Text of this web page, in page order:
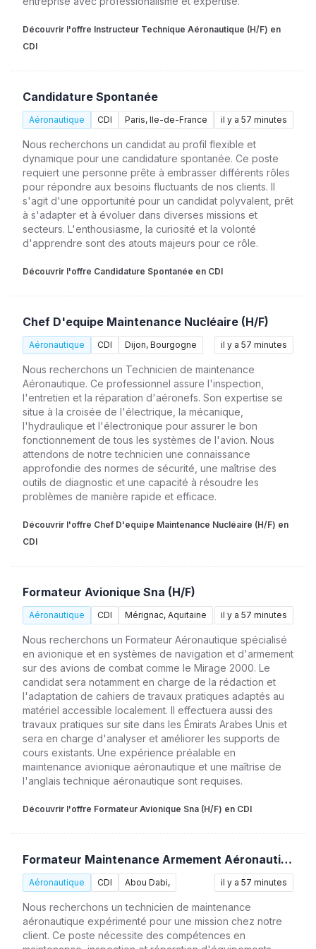
Découvrir l'offre Instructeur Technique Aéronautique (H/F) en
CDI
Candidature Spontanée
Aéronautique CDI Paris, Ile-de-France il y a 57 minutes
Nous recherchons un candidat au profil flexible et
dynamique pour une candidature spontanée. Ce poste
requiert une personne prête à embrasser différents rôles
pour répondre aux besoins fluctuants de nos clients. Il
s'agit d'une opportunité pour un candidat polyvalent, prêt
à s'adapter et à évoluer dans diverses missions et
secteurs. L'enthousiasme, la curiosité et la volonté
d'apprendre sont des atouts majeurs pour ce rôle.
Découvrir l'offre Candidature Spontanée en CDI
Chef D'equipe Maintenance Nucléaire (H/F)
Aéronautique CDI Dijon, Bourgogne il y a 57 minutes
Nous recherchons un Technicien de maintenance
Aéronautique. Ce professionnel assure l'inspection,
l'entretien et la réparation d'aéronefs. Son expertise se
situe à la croisée de l'électrique, la mécanique,
l'hydraulique et l'électronique pour assurer le bon
fonctionnement de tous les systèmes de l'avion. Nous
attendons de notre technicien une connaissance
approfondie des normes de sécurité, une maîtrise des
outils de diagnostic et une capacité à résoudre les
problèmes de manière rapide et efficace.
Découvrir l'offre Chef D'equipe Maintenance Nucléaire (H/F) en
CDI
Formateur Avionique Sna (H/F)
Aéronautique CDI Mérignac, Aquitaine il y a 57 minutes
Nous recherchons un Formateur Aéronautique spécialisé
en avionique et en systèmes de navigation et d'armement
sur des avions de combat comme le Mirage 2000. Le
candidat sera notamment en charge de la rédaction et
l'adaptation de cahiers de travaux pratiques adaptés au
matériel accessible localement. Il effectuera aussi des
travaux pratiques sur site dans les Émirats Arabes Unis et
sera en charge d'analyser et améliorer les supports de
cours existants. Une expérience préalable en
maintenance avionique aéronautique et une maîtrise de
l'anglais technique aéronautique sont requises.
Découvrir l'offre Formateur Avionique Sna (H/F) en CDI
Formateur Maintenance Armement Aéronautique (H/F)
Aéronautique CDI Abou Dabi, il y a 57 minutes
Nous recherchons un technicien de maintenance
aéronautique expérimenté pour une mission chez notre
client. Ce poste nécessite des compétences en